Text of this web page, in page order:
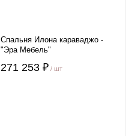
Спальня Илона караваджо -
"Эра Мебель"
271 253 ₽ / шт